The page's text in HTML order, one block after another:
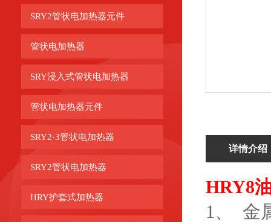
SRY2管状电加热器元件
管状电加热器
SRY浸入式管状电加热器
管状电加热器元件
SRY2-3管状电加热器
SRY2管状电加热器
HRY护套式加热器
详情介绍
HRY8
1、 金